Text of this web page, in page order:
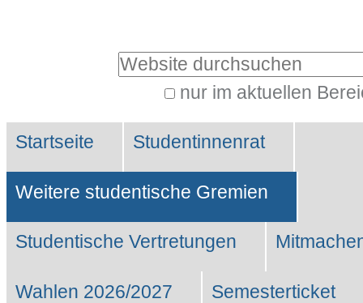
Website durchsuchen
nur im aktuellen
Suche…
Sektionen
Startseite Studentinnenrat
Weitere studentische Gremien
Studentische Vertretungen
Wahlen 2026/2027 Semesterticket